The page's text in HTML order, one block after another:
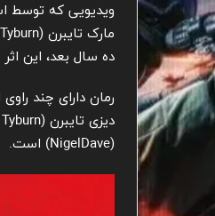
ده سال بعد، این
(NigelDave) است.